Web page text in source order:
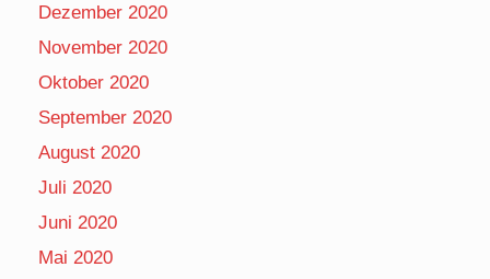
Dezember 2020
November 2020
Oktober 2020
September 2020
August 2020
Juli 2020
Juni 2020
Mai 2020